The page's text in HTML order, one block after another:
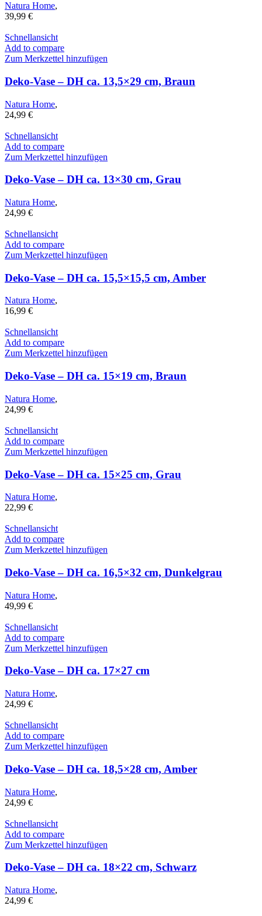
Natura Home,
39,99 €
Schnellansicht
Add to compare
Zum Merkzettel hinzufügen
Deko-Vase – DH ca. 13,5×29 cm, Braun
Natura Home,
24,99 €
Schnellansicht
Add to compare
Zum Merkzettel hinzufügen
Deko-Vase – DH ca. 13×30 cm, Grau
Natura Home,
24,99 €
Schnellansicht
Add to compare
Zum Merkzettel hinzufügen
Deko-Vase – DH ca. 15,5×15,5 cm, Amber
Natura Home,
16,99 €
Schnellansicht
Add to compare
Zum Merkzettel hinzufügen
Deko-Vase – DH ca. 15×19 cm, Braun
Natura Home,
24,99 €
Schnellansicht
Add to compare
Zum Merkzettel hinzufügen
Deko-Vase – DH ca. 15×25 cm, Grau
Natura Home,
22,99 €
Schnellansicht
Add to compare
Zum Merkzettel hinzufügen
Deko-Vase – DH ca. 16,5×32 cm, Dunkelgrau
Natura Home,
49,99 €
Schnellansicht
Add to compare
Zum Merkzettel hinzufügen
Deko-Vase – DH ca. 17×27 cm
Natura Home,
24,99 €
Schnellansicht
Add to compare
Zum Merkzettel hinzufügen
Deko-Vase – DH ca. 18,5×28 cm, Amber
Natura Home,
24,99 €
Schnellansicht
Add to compare
Zum Merkzettel hinzufügen
Deko-Vase – DH ca. 18×22 cm, Schwarz
Natura Home,
24,99 €